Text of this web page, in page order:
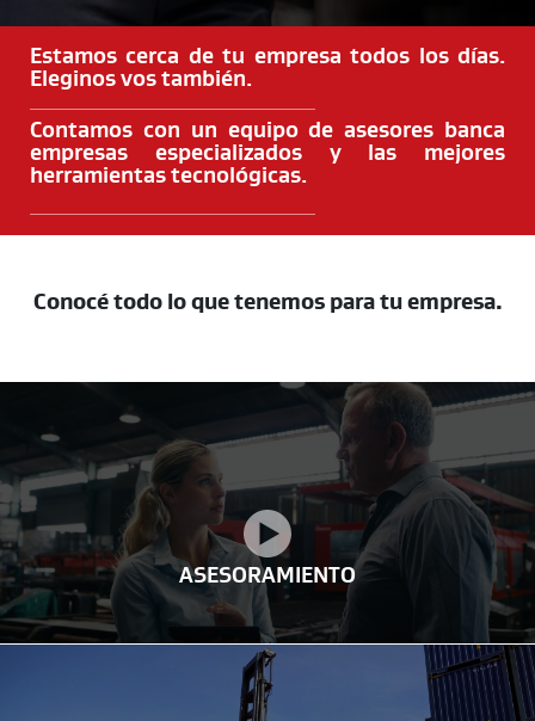
Estamos cerca de tu empresa todos los días.
Eleginos vos también.
Contamos con un equipo de asesores banca
empresas especializados y las mejores
herramientas tecnológicas.
Conocé todo lo que tenemos para tu empresa.
ASESORAMIENTO